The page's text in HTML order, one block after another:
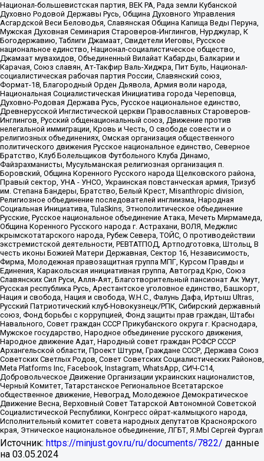
Национал-большевистская партия, ВЕК РА, Рада земли Кубанской
Духовно Родовой Державы Русь, Община Духовного Управления
Асгардской Веси Беловодья, Славянская Община Капища Веды Перуна,
Мужская Духовная Семинария Староверов-Инглингов, Нурджулар, К
Богодержавию, Таблиги Джамаат, Свидетели Иеговы, Русское
национальное единство, Национал-социалистическое общество,
Джамаат мувахидов, Объединенный Вилайат Кабарды, Балкарии и
Карачая, Союз славян, Ат-Такфир Валь-Хиджра, Пит Буль, Национал-
социалистическая рабочая партия России, Славянский союз,
Формат-18, Благородный Орден Дьявола, Армия воли народа,
Национальная Социалистическая Инициатива города Череповца,
Духовно-Родовая Держава Русь, Русское национальное единство,
Древнерусской Инглистической церкви Православных Староверов-
Инглингов, Русский общенациональный союз, Движение против
нелегальной иммиграции, Кровь и Честь, О свободе совести и о
религиозных объединениях, Омская организация общественного
политического движения Русское национальное единство, Северное
Братство, Клуб Болельщиков Футбольного Клуба Динамо,
Файзрахманисты, Мусульманская религиозная организация п.
Боровский, Община Коренного Русского народа Щелковского района,
Правый сектор, УНА - УНСО, Украинская повстанческая армия, Тризуб
им. Степана Бандеры, Братство, Белый Крест, Misanthropic division,
Религиозное объединение последователей инглиизма, Народная
Социальная Инициатива, TulaSkins, Этнополитическое объединение
Русские, Русское национальное объединение Атака, Мечеть Мирмамеда,
Община Коренного Русского народа г. Астрахани, ВОЛЯ, Меджлис
крымскотатарского народа, Рубеж Севера, ТОЙС, О противодействии
экстремистской деятельности, РЕВТАТПОД, Артподготовка, Штольц, В
честь иконы Божией Матери Державная, Сектор 16, Независимость,
Фирма, Молодежная правозащитная группа МПГ, Курсом Правды и
Единения, Каракольская инициативная группа, Автоград Крю, Союз
Славянских Сил Руси, Алля-Аят, Благотворительный пансионат Ак Умут,
Русская республика Русь, Арестантское уголовное единство, Башкорт,
Нация и свобода, Нация и свобода, W.H.С., Фалунь Дафа, Иртыш Ultras,
Русский Патриотический клуб-Новокузнецк/РПК, Сибирский державный
союз, Фонд борьбы с коррупцией, Фонд защиты прав граждан, Штабы
Навального, Совет граждан СССР Прикубанского округа г. Краснодара,
Мужское государство, Народное объединение русского движения,
Народное движение Адат, Народный совет граждан РСФСР СССР
Архангельской области, Проект Штурм, Граждане СССР, Держава Союз
Советских Светлых Родов, Совет Советских Социалистических Районов,
Meta Platforms Inc, Facebook, Instagram, WhatsApp, СИЧ-С14,
Добровольческое Движение Организации украинских националистов,
Черный Комитет, Татарстанское Региональное Всетатарское
общественное движение, Невоград, Молодежное Демократическое
Движение Весна, Верховный Совет Татарской Автономной Советской
Социалистической Республики, Конгресс ойрат-калмыцкого народа,
Исполнительный комитет совета народных депутатов Красноярского
края, Этническое национальное объединение, ЛГБТ, Я.МЫ Сергей Фургал
Источник: https://minjust.gov.ru/ru/documents/7822/ данные
на 03.05.2024